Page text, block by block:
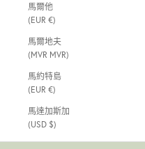
馬爾他
(EUR €)
馬爾地夫
(MVR MVR)
馬約特島
(EUR €)
馬達加斯加
(USD $)